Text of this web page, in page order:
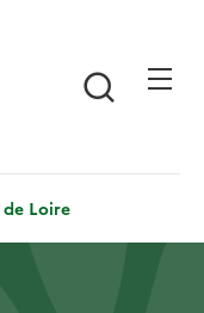
de Loire